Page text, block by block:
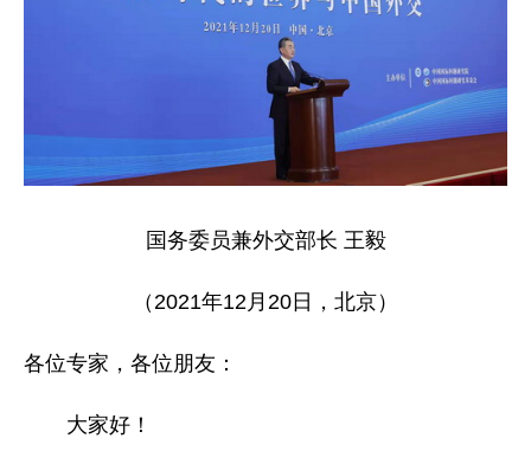
国务委员兼外交部长 王毅
（2021年12月20日，北京）
各位专家，各位朋友：
大家好！